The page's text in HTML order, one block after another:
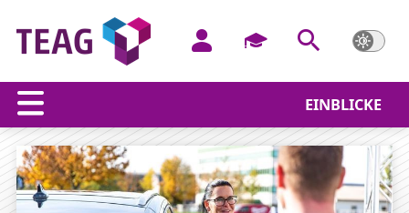
EINBLICKE
Beschleunige Deine Karriere